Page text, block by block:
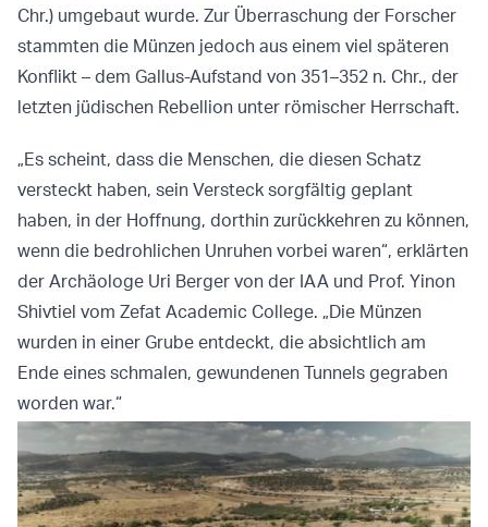
Chr.) umgebaut wurde. Zur Überraschung der Forscher
stammten die Münzen jedoch aus einem viel späteren
Konflikt – dem Gallus-Aufstand von 351–352 n. Chr., der
letzten jüdischen Rebellion unter römischer Herrschaft.
„Es scheint, dass die Menschen, die diesen Schatz
versteckt haben, sein Versteck sorgfältig geplant
haben, in der Hoffnung, dorthin zurückkehren zu können,
wenn die bedrohlichen Unruhen vorbei waren“, erklärten
der Archäologe Uri Berger von der IAA und Prof. Yinon
Shivtiel vom Zefat Academic College. „Die Münzen
wurden in einer Grube entdeckt, die absichtlich am
Ende eines schmalen, gewundenen Tunnels gegraben
worden war.“